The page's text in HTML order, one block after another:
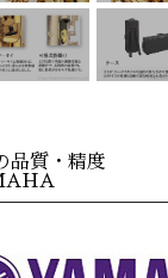
品質・精度